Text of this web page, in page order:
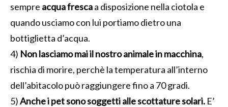
sempre acqua frescaa disposizione nella ciotola e
quando usciamo con lui portiamo dietro una
bottiglietta d’acqua.
4) Non lasciamo mai il nostro animale in macchina,
rischia di morire, perchè la temperatura all’interno
dell’abitacolo può raggiungere fino a 70 gradi.
5)Anche i pet sono soggetti alle scottature solari. E’